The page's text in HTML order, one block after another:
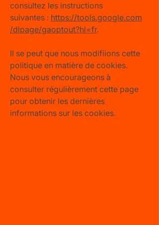
consultez les instructions
suivantes : https://tools.google.com
/dlpage/gaoptout?hl=fr.
Il se peut que nous modifiions cette
politique en matière de cookies.
Nous vous encourageons à
consulter régulièrement cette page
pour obtenir les dernières
informations sur les cookies.